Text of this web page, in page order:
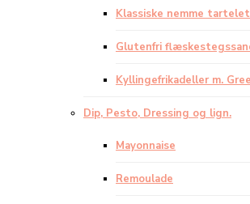
Klassiske nemme
Glutenfri
Kyllingefrikadeller m.
Dip, Pesto, Dressing og lign.
Mayonnaise
Remoulade